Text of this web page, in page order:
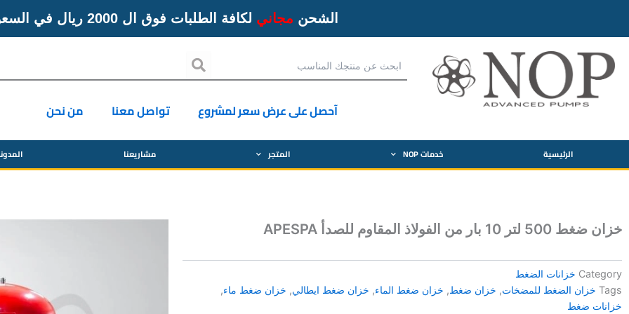
الشحن مجاني لكافة الطلبات فوق ال 2000 ريال في السعودية
Search
آحصل على عرض سعر لمشروع تواصل معنا من نحن
الرئيسية خدمات NOP المتجر مشاريعنا
خزان ضغط 500 لتر 10 بار من الفولاذ المقاوم للصدأ APESPA
Category خزانات الضغط
Tags خزان الضغط للمضخات, خزان ضغط, خزان ضغط الماء, خزان ضغط ايطالي, خزان ضغط ماء,
خزانات ضغط